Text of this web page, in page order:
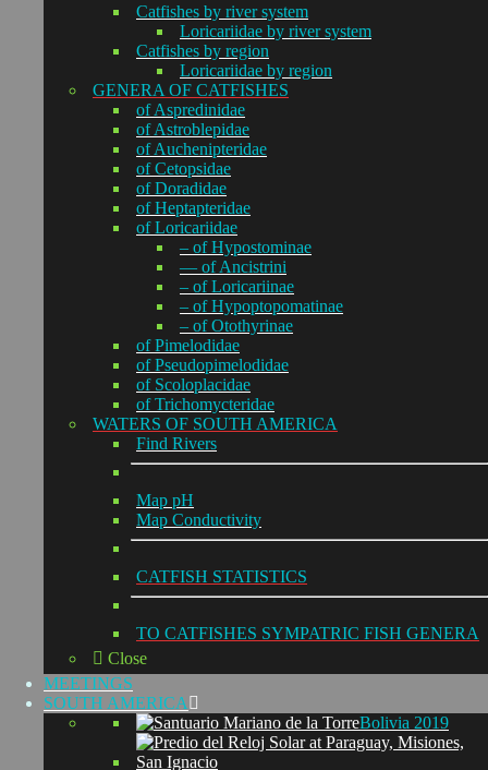
Catfishes by river system
Loricariidae by river system
Catfishes by region
Loricariidae by region
GENERA OF CATFISHES
of Aspredinidae
of Astroblepidae
of Auchenipteridae
of Cetopsidae
of Doradidae
of Heptapteridae
of Loricariidae
– of Hypostominae
— of Ancistrini
– of Loricariinae
– of Hypoptopomatinae
– of Otothyrinae
of Pimelodidae
of Pseudopimelodidae
of Scoloplacidae
of Trichomycteridae
WATERS OF SOUTH AMERICA
Find Rivers
Map pH
Map Conductivity
CATFISH STATISTICS
TO CATFISHES SYMPATRIC FISH GENERA
Close
MEETINGS
SOUTH AMERICA
Bolivia 2019